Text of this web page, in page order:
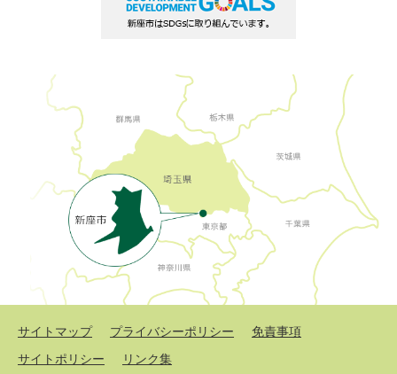
サイトマップ プライバシーポリシー
免責事項
サイトポリシー
リンク集